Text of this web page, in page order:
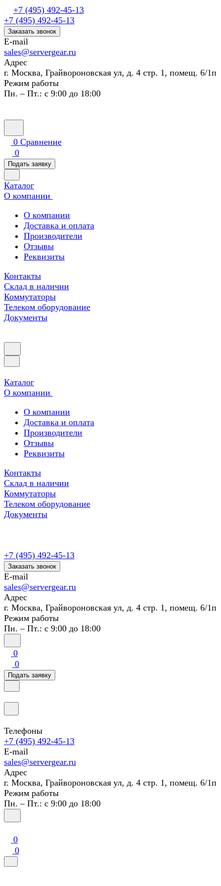
+7 (495) 492-45-13
+7 (495) 492-45-13
Заказать звонок
E-mail
sales@servergear.ru
Адрес
г. Москва, Грайвороновская ул, д. 4 стр. 1, помещ. 6/1п
Режим работы
Пн. – Пт.: с 9:00 до 18:00
0 Сравнение
0
Подать заявку
Каталог
О компании
О компании
Доставка и оплата
Производители
Отзывы
Реквизиты
Контакты
Склад в наличии
Коммутаторы
Телеком оборудование
Документы
Каталог
О компании
О компании
Доставка и оплата
Производители
Отзывы
Реквизиты
Контакты
Склад в наличии
Коммутаторы
Телеком оборудование
Документы
+7 (495) 492-45-13
Заказать звонок
E-mail
sales@servergear.ru
Адрес
г. Москва, Грайвороновская ул, д. 4 стр. 1, помещ. 6/1п
Режим работы
Пн. – Пт.: с 9:00 до 18:00
0
0
Подать заявку
Телефоны
+7 (495) 492-45-13
E-mail
sales@servergear.ru
Адрес
г. Москва, Грайвороновская ул, д. 4 стр. 1, помещ. 6/1п
Режим работы
Пн. – Пт.: с 9:00 до 18:00
0
0